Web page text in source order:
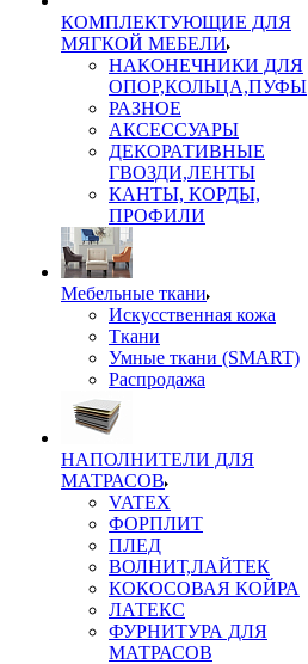
КОМПЛЕКТУЮЩИЕ ДЛЯ
МЯГКОЙ МЕБЕЛИ
НАКОНЕЧНИКИ ДЛЯ
ОПОР,КОЛЬЦА,ПУФЫ
РАЗНОЕ
АКСЕССУАРЫ
ДЕКОРАТИВНЫЕ
ГВОЗДИ,ЛЕНТЫ
КАНТЫ, КОРДЫ,
ПРОФИЛИ
Мебельные ткани
Искусственная кожа
Ткани
Умные ткани (SMART)
Распродажа
НАПОЛНИТЕЛИ ДЛЯ
МАТРАСОВ
VATEX
ФОРПЛИТ
ПЛЕД
ВОЛНИТ,ЛАЙТЕК
КОКОСОВАЯ КОЙРА
ЛАТЕКС
ФУРНИТУРА ДЛЯ
МАТРАСОВ